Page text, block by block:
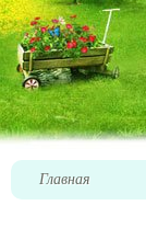
Главная